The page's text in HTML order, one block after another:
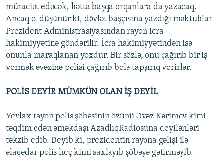
müraciət edəcək, hətta başqa orqanlara da yazacaq.
Ancaq o, düşünür ki, dövlət başçısına yazdığı məktublar
Prezident Administrasiyasından rayon icra
hakimiyyətinə göndərilir. İcra hakimiyyətindən isə
onunla maraqlanan yoxdur. Bir sözlə, onu çağırıb bir iş
vermək əvəzinə polisi çağırıb belə tapşırıq verirlər.
POLİS DEYİR MÜMKÜN OLAN İŞ DEYİL
Yevlax rayon polis şöbəsinin özünü Əvəz Kərimov kimi
təqdim edən əməkdaşı AzadlıqRadiosuna deyilənləri
təkzib edib. Deyib ki, prezidentin rayona gəlişi ilə
əlaqədar polis heç kimi saxlayıb şöbəyə gətirməyib.